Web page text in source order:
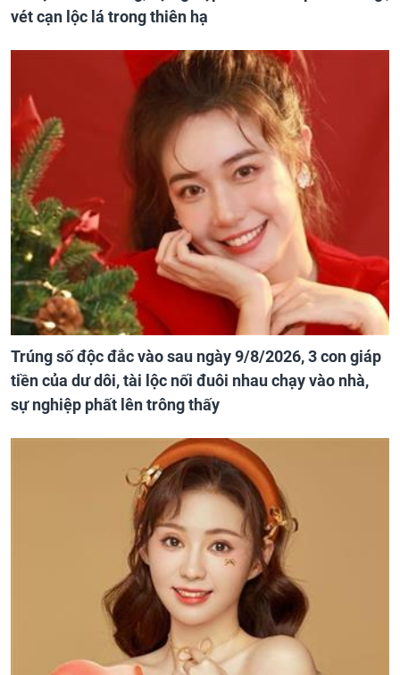
vét cạn lộc lá trong thiên hạ
Trúng số độc đắc vào sau ngày 9/8/2026, 3 con giáp
tiền của dư dôi, tài lộc nối đuôi nhau chạy vào nhà,
sự nghiệp phất lên trông thấy